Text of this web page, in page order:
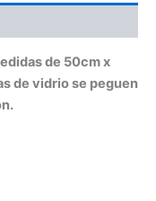
de 50cm x
de vidrio se peguen